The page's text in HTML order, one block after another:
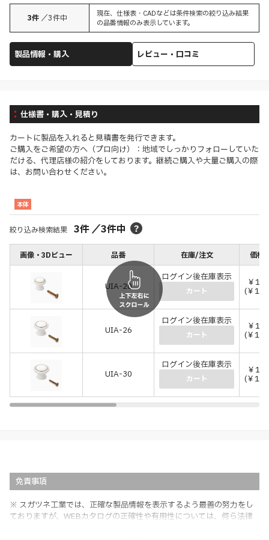
3件 ／3件中
現在、仕様表・CADなどは条件検索の絞り込み結果
の品番情報のみ表示しています。
製品情報・購入 レビュー・口コミ
仕様書・購入・見積り
カートに製品を入れると見積書を発行できます。
ご購入をご希望の方へ（プロ向け）：地域でしっかりフォローしていた
だける、代理店様の紹介をしております。継続ご購入や大量ご購入の際
は、お問い合わせください。
本体
絞り込み検索結果 3件／3件中
画像・3Dビュー 品番 在庫/注文 価格(
UIA-20
ログイン後在庫表示
カート
￥
(￥
UIA-26
ログイン後在庫表示
カート
￥
(￥
UIA-30
ログイン後在庫表示
カート
￥
(￥
免責事項
※ スガツネ工業では、正確な製品情報を表示するよう最善の努力をし
ておりますが、WEBカタログの正確性や有用性については、何ら法律